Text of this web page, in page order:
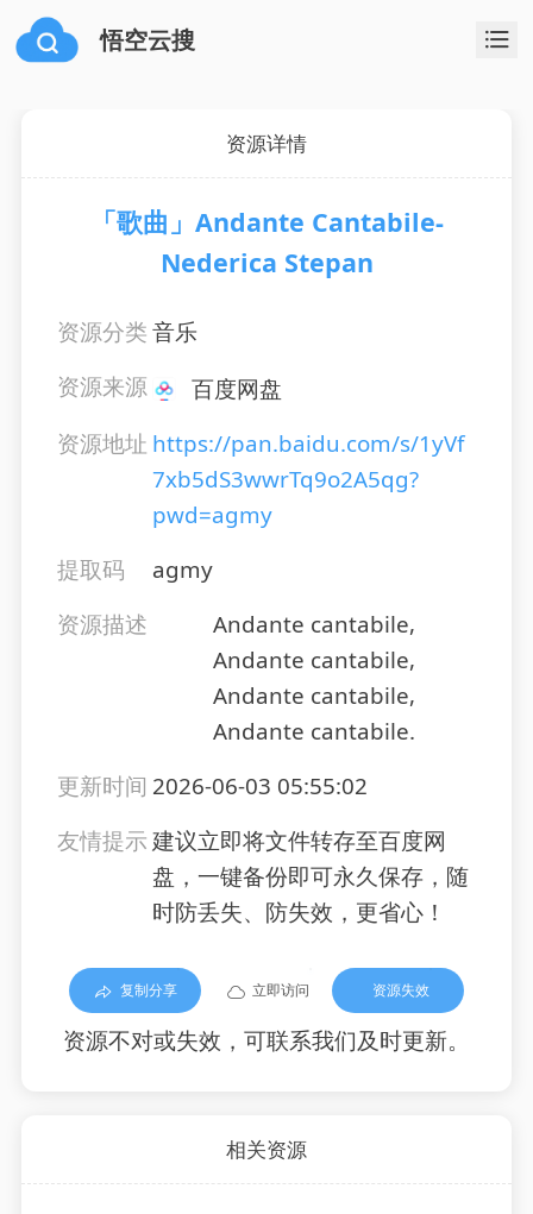
悟空云搜
资源详情
「歌曲」Andante Cantabile-
Nederica Stepan
资源分类音乐
资源来源
百度网盘
资源地址 https://pan.baidu.com/s/1yVf
7xb5dS3wwrTq9o2A5qg?
pwd=agmy
提取码
agmy
资源描述
Andante cantabile,
Andante cantabile,
Andante cantabile,
Andante cantabile.
更新时间 2026-06-03 05:55:02
友情提示建议立即将文件转存至百度网
盘，一键备份即可永久保存，随
时防丢失、防失效，更省心！
复制分享 立即访问 资源失效
资源不对或失效，可联系我们及时更新。
相关资源